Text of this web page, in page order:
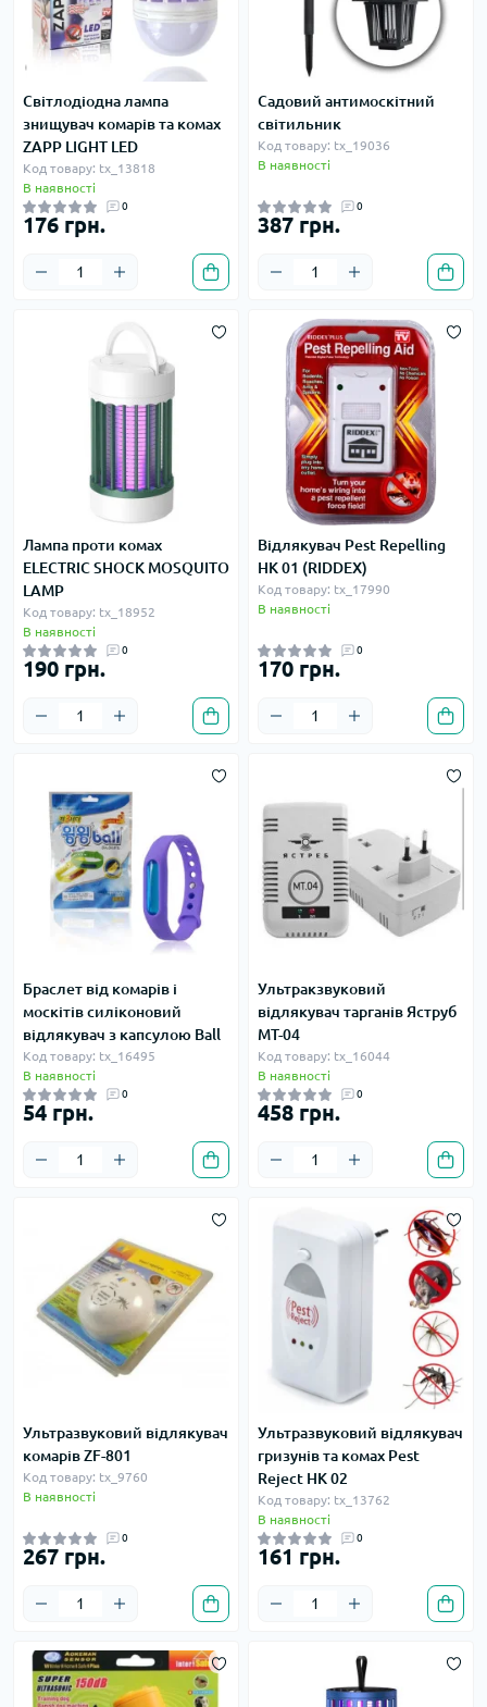
Світлодіодна лампа
знищувач комарів та комах
ZAPP LIGHT LED
Код товару: tx_13818
В наявності
0
176 грн.
Садовий антимоскітний
світильник
Код товару: tx_19036
В наявності
0
387 грн.
Лампа проти комах
ELECTRIC SHOCK MOSQUITO
LAMP
Код товару: tx_18952
В наявності
0
190 грн.
Відлякувач Pest Repelling
HK 01 (RIDDEX)
Код товару: tx_17990
В наявності
0
170 грн.
Браслет від комарів і
москітів силіконовий
відлякувач з капсулою Ball
Код товару: tx_16495
В наявності
0
54 грн.
Ультракзвуковий
відлякувач тарганів Яструб
МТ-04
Код товару: tx_16044
В наявності
0
458 грн.
Ультразвуковий відлякувач
комарів ZF-801
Код товару: tx_9760
В наявності
0
267 грн.
Ультразвуковий відлякувач
гризунів та комах Pest
Reject HK 02
Код товару: tx_13762
В наявності
0
161 грн.